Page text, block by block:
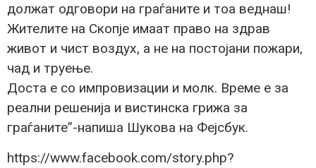
должат одговори на граѓаните и тоа веднаш!
Жителите на Скопје имаат право на здрав
живот и чист воздух, а не на постојани пожари,
чад и труење.
Доста е со импровизации и молк. Време е за
реални решенија и вистинска грижа за
граѓаните”-напиша Шукова на Фејсбук.
https://www.facebook.com/story.php?